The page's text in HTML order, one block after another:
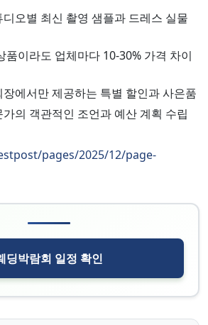
오별 최신 촬영 샘플과 드레스 실물
품이라도 업체마다 10-30% 가격 차이
에서만 제공하는 특별 할인과 사은품
의 객관적인 조언과 예산 계획 수립
pages/2025/12/page-
딩박람회 일정 확인